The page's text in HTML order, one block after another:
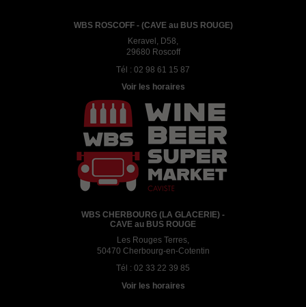
WBS ROSCOFF - (CAVE au BUS ROUGE)
Keravel, D58,
29680 Roscoff
Tél : 02 98 61 15 87
Voir les horaires
WBS CHERBOURG (LA GLACERIE) -
CAVE au BUS ROUGE
Les Rouges Terres,
50470 Cherbourg-en-Cotentin
Tél : 02 33 22 39 85
Voir les horaires